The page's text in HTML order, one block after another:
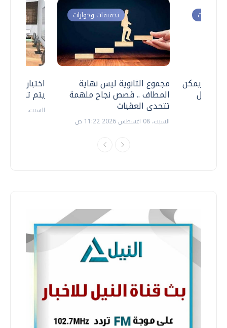
اختبارات
يتم
السبت، 18 يوليو 2026 09:22 ص
تحقيقات وحوارات
مجموع الثانوية ليس نهاية
المطاف .. قصص نجاح ملهمة
تتحدى العقبات
السبت، 08 اغسطس 2026 11:22 ص
وحوارات
.. هل يمكن
نتعامل